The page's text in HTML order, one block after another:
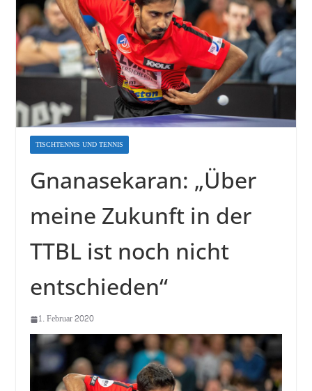
TISCHTENNIS UND TENNIS
Gnanasekaran: „Über
meine Zukunft in der
TTBL ist noch nicht
entschieden“
1. Februar 2020